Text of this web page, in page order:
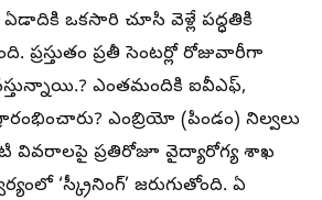
ఒకసారి చూసి వెళ్లే పద్ధతికి
ప్రస్తుతం ప్రతీ సెంటర్లో రోజువారీగా
ఎంతమందికి ఐవీఎఫ్,
ఎంబ్రియో (పిండం) నిల్వలు
వివరాలపై ప్రతిరోజూ వైద్యారోగ్య శాఖ
‘స్క్రీనింగ్’ జరుగుతోంది. ఏ